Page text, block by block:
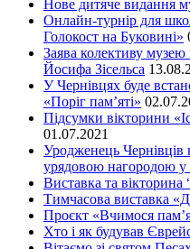
Нове дитяче видання
Онлайн-турнір для
Голокост на Буковині»
Заява колективу музею
Йосифа Зісельса
У Чернівцях буде
«Поріг пам’яті»
Підсумки вікторини
01.07.2021
Уродженець
урядовою нагородою у
Виставка та вікторина
Тимчасова виставка
Проєкт «Вчимося
Хто і як будував